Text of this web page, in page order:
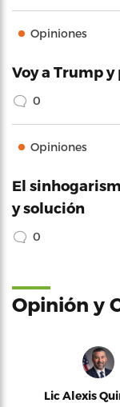
Opiniones
Voy a Trump
0
Opiniones
El
y solución
0
Opinión y
Lic Alexis